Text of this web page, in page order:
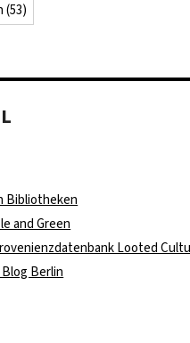
(53)
Bibliotheken
and Green
Looted
Berlin